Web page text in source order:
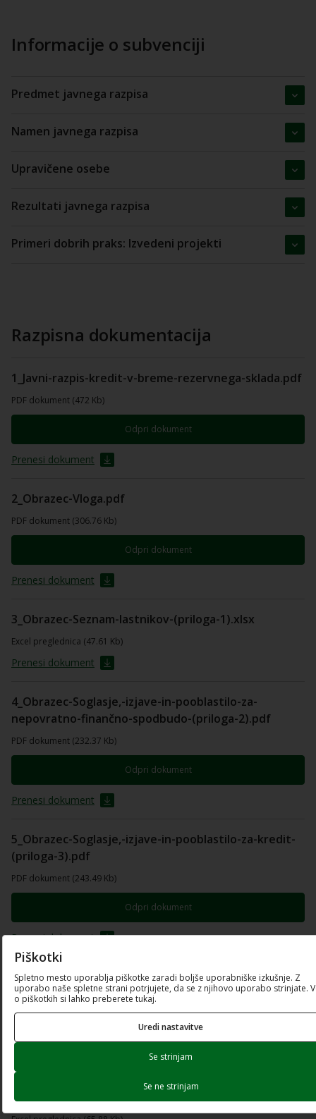
Informacije o subvenciji
Predmet javnega razpisa
Namen javnega razpisa
Upravičene osebe
Rezultati javnega razpisa
Primeri dobrih praks: Izvedeni projekti
Razpisna dokumentacija
1_Javni-razpis-kredit-v-breme-rezervnega-sklada.pdf
PDF dokument (472 Kb)
Odpri dokument
Prenesi dokument
2_Obrazec-Vloga.pdf
PDF dokument (306.76 Kb)
Odpri dokument
Prenesi dokument
3_Obrazec-Seznam-lastnikov-(priloga-1).xlsx
Excel preglednica (47.61 Kb)
Prenesi dokument
4_Obrazec-Soglasje,-izjave-in-pooblastilo-za-
nepovratno-finančno-spodbudo-(priloga-2).pdf
PDF dokument (232.37 Kb)
Odpri dokument
Prenesi dokument
5_Obrazec-Soglasje,-izjave-in-pooblastilo-za-kredit-
(priloga-3).pdf
PDF dokument (243.49 Kb)
Odpri dokument
Prenesi dokument
6_Obrazec-De-minimis-(priloga-4).pdf
PDF dokument (136.18 Kb)
Odpri dokument
7_Obrazec-Finančni-podatki-o-naložbi-(priloga-5).xlsx
Piškotki
Spletno mesto uporablja piškotke zaradi boljše uporabniške izkušnje. Z
uporabo naše spletne strani potrjujete, da se z njihovo uporabo strinjate.
o piškotkih si lahko preberete tukaj.
Uredi nastavitve
Se strinjam
Se ne strinjam